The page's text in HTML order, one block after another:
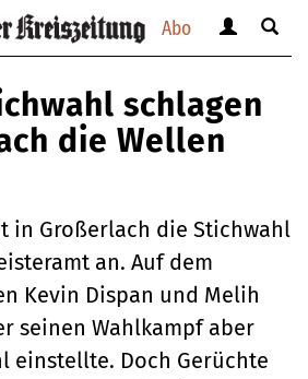
Abo
anzeigen
verbergen
Suche
schlagen
die Wellen
in Großerlach die Stichwahl
an. Auf dem
Kevin Dispan und Melih
seinen Wahlkampf aber
einstellte. Doch Gerüchte